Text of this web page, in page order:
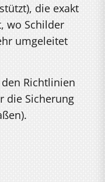
die exakt
wo Schilder
umgeleitet
Richtlinien
die Sicherung